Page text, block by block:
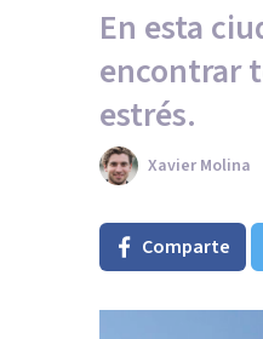
En esta
encontrar
estrés.
Xavier Molina
Comparte